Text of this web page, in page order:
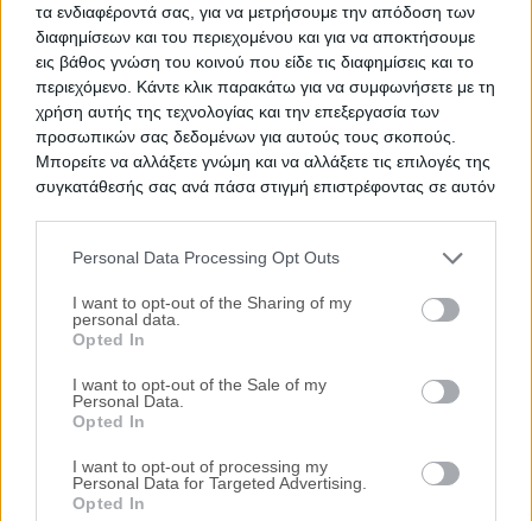
τα ενδιαφέροντά σας, για να μετρήσουμε την απόδοση των
διαφημίσεων και του περιεχομένου και για να αποκτήσουμε
εις βάθος γνώση του κοινού που είδε τις διαφημίσεις και το
περιεχόμενο. Κάντε κλικ παρακάτω για να συμφωνήσετε με τη
χρήση αυτής της τεχνολογίας και την επεξεργασία των
προσωπικών σας δεδομένων για αυτούς τους σκοπούς.
Μπορείτε να αλλάξετε γνώμη και να αλλάξετε τις επιλογές της
συγκατάθεσής σας ανά πάσα στιγμή επιστρέφοντας σε αυτόν
services and may gather and store information including but
not limited to your visit or usage behaviour. You may click to
grant or deny consent to Google and its third-party tags to
use your data for below specified purposes in below Google
consent section.
Personal Data Processing Opt Outs
I want to opt-out of the Sharing of my
personal data.
Opted In
I want to opt-out of the Sale of my
Personal Data.
Opted In
I want to opt-out of processing my
Personal Data for Targeted Advertising.
Opted In
Επαγγελματικός χώρος 119 τ.μ.
Παλαιά Εθνική Οδός Κορίνθου-Αθηνών, Λουτράκι,
Νομός Κορινθίας
119.25 m² 1979 Ισόγειο
Χρηματοδότηση
Πρώτη Προσφορά:
83.857 €
Ημ. Διεξαγωγής:
04/11/2026
Αποθηκεύστε την αναζήτησή σας για να λαμβάνετε
ενημέρωση όταν προστίθενται νέα ακίνητα
Ψάχνετε για
Εδώ μπορείτε να βρείτε την επίσημη λίστα με τους
ηλεκτρονικούς πλειστηριασμούς ακινήτων
Νομός
Κορινθίας, η οποία ανανεώνεται καθημερινά.